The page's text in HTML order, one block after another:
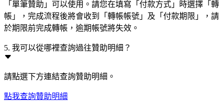
「單筆贊助」可以使用。請您在填寫「付款方式」時選擇「轉
帳」，完成流程後將會收到「轉帳帳號」及「付款期限」，請
於期限前完成轉帳，逾期帳號將失效。
5. 我可以從哪裡查詢過往贊助明細？
請點選下方連結查詢贊助明細。
點我查詢贊助明細